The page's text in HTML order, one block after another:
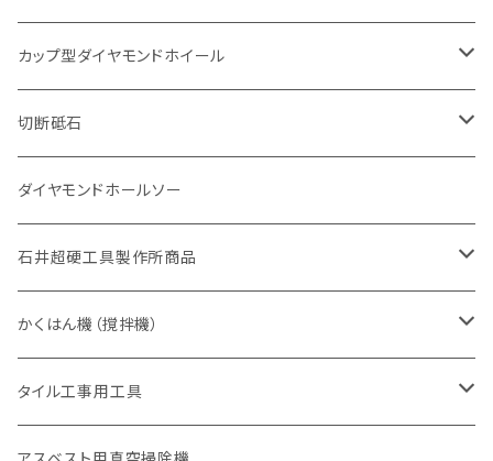
セグメント（特殊凸凹加工チップ
セグメントタイプ
一般道路カッター用
鋳鉄管切断用
セグメントタイプ
埋設鋳鉄管工事対応タイプ
ヒューム管・U字溝切断用
セグメント
セグメント（特殊凸凹加工チップ
アスファルト切断用
一般道路カッター用
セグメント（特殊凸凹加工チップ
セグメント
セグメント（特殊凸凹加工チップ
インターロッキング切断用
セグメントタイプ
一般道路カッター用
鋳鉄管切断用
セグメントタイプ
埋設鋳鉄管工事対応タイプ
ヒューム管・U字溝切断用
セグメントタイプ
セグメント（特殊凸凹加工チップ
アスファルト切断用
一般道路カッター用
セグメントタイプ
一般道路カッター用
鋳鉄管切断用
セグメントタイプ
埋設鋳鉄管工事対応タイプ
ヒューム管・U字溝切断用
セグメントタイプ
アスファルト切断用
一般道路カッター用
有効長 370mm
有効長 250mm
M27
有効長 250mm
255mm（10インチ）
305mm（12インチ）
道路（コンクリート舗装面）
255mm（10インチ）
305mm（12インチ）
道路（アス・コン兼用）
305mm（12インチ）
355mm（14インチ）
V型チップ
ストレート型チップ
U型チップ
カップ型ダイヤモンドホイール
100mm（4インチ）
125mm（5インチ）
切断砥石
金属用
305mm（12インチ）
355mm（14インチ）
非金属用
305mm（12インチ）
355mm（14インチ）
ダイヤモンドホールソー
石井超硬工具製作所商品
押し切り（タイル切断機）
本体
替え刃
電動切断機
本体
かくはん機（撹拌機）
本体
低速回転
タイル工事用工具